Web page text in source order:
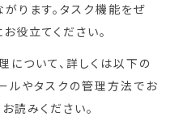
ります。タスク機能をぜ
役立てください。
ついて、詳しくは以下の
ルやタスクの管理方法でお
読みください。